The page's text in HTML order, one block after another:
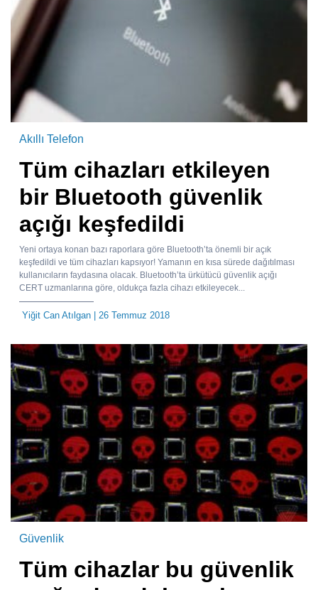
Akıllı Telefon
Tüm cihazları etkileyen
bir Bluetooth güvenlik
açığı keşfedildi
Yeni ortaya konan bazı raporlara göre Bluetooth’ta önemli bir açık
keşfedildi ve tüm cihazları kapsıyor! Yamanın en kısa sürede dağıtılması
kullanıcıların faydasına olacak. Bluetooth’ta ürkütücü güvenlik açığı
CERT uzmanlarına göre, oldukça fazla cihazı etkileyecek...
Yiğit Can Atılgan | 26 Temmuz 2018
Güvenlik
Tüm cihazlar bu güvenlik